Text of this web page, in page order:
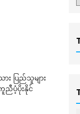
ပြည်သူများ
ညီပံ့ပိုးနိုင်